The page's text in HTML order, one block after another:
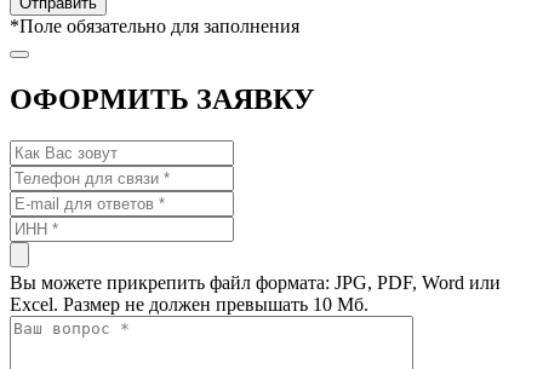
*Поле обязательно для заполнения
ОФОРМИТЬ ЗАЯВКУ
Вы можете прикрепить файл формата: JPG, PDF, Word или
Excel. Размер не должен превышать 10 Мб.